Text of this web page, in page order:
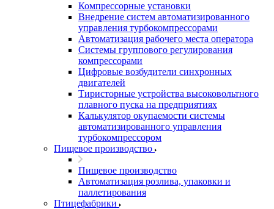
Компрессорные установки
Внедрение систем автоматизированного
управления турбокомпрессорами
Автоматизация рабочего места оператора
Системы группового регулирования
компрессорами
Цифровые возбудители синхронных
двигателей
Тиристорные устройства высоковольтного
плавного пуска на предприятиях
Калькулятор окупаемости системы
автоматизированного управления
турбокомпрессором
Пищевое производство
Пищевое производство
Автоматизация розлива, упаковки и
паллетирования
Птицефабрики